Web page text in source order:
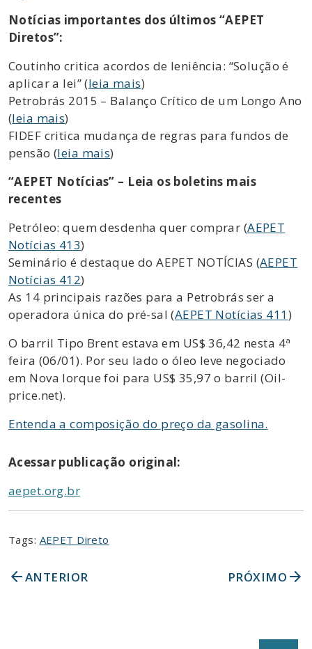
Notícias importantes dos últimos “AEPET
Diretos”:
Coutinho critica acordos de leniência: “Solução é
aplicar a lei” (leia mais)
Petrobrás 2015 – Balanço Crítico de um Longo Ano
(leia mais)
FIDEF critica mudança de regras para fundos de
pensão (leia mais)
“AEPET Notícias” – Leia os boletins mais
recentes
Petróleo: quem desdenha quer comprar (AEPET
Notícias 413)
Seminário é destaque do AEPET NOTÍCIAS (AEPET
Notícias 412)
As 14 principais razões para a Petrobrás ser a
operadora única do pré-sal (AEPET Notícias 411)
O barril Tipo Brent estava em US$ 36,42 nesta 4ª
feira (06/01). Por seu lado o óleo leve negociado
em Nova Iorque foi para US$ 35,97 o barril (Oil-
price.net).
Entenda a composição do preço da gasolina.
Acessar publicação original:
aepet.org.br
Tags: AEPET Direto
arrow_backANTERIOR PRÓXIMO arrow_forward